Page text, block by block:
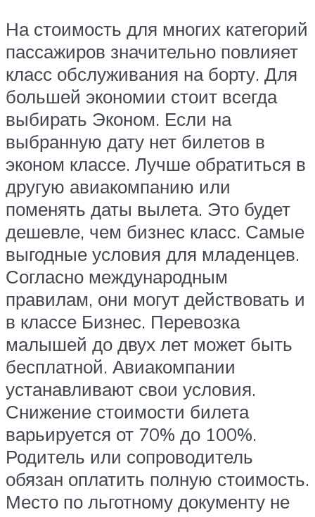
На стоимость для многих категорий
пассажиров значительно повлияет
класс обслуживания на борту. Для
большей экономии стоит всегда
выбирать Эконом. Если на
выбранную дату нет билетов в
эконом классе. Лучше обратиться в
другую авиакомпанию или
поменять даты вылета. Это будет
дешевле, чем бизнес класс. Самые
выгодные условия для младенцев.
Согласно международным
правилам, они могут действовать и
в классе Бизнес. Перевозка
малышей до двух лет может быть
бесплатной. Авиакомпании
устанавливают свои условия.
Снижение стоимости билета
варьируется от 70% до 100%.
Родитель или сопроводитель
обязан оплатить полную стоимость.
Место по льготному документу не